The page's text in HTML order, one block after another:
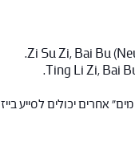
אחרים יכולים לסייע